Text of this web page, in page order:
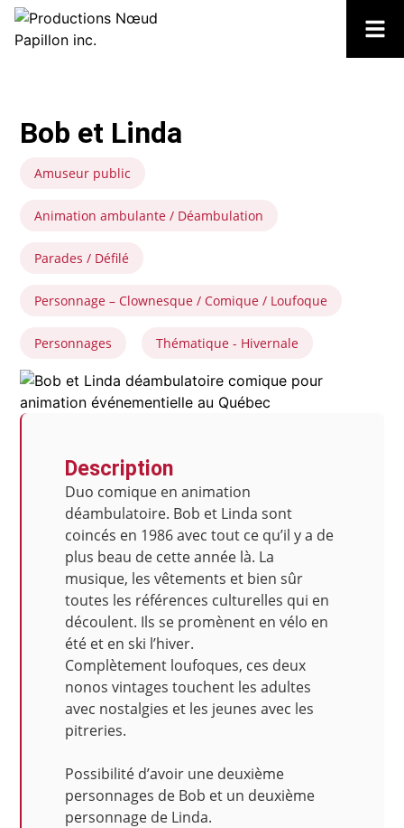
Bob et Linda
Amuseur public
Animation ambulante / Déambulation
Parades / Défilé
Personnage – Clownesque / Comique / Loufoque
Personnages Thématique - Hivernale
Description
Duo comique en animation
déambulatoire. Bob et Linda sont
coincés en 1986 avec tout ce qu’il y a de
plus beau de cette année là. La
musique, les vêtements et bien sûr
toutes les références culturelles qui en
découlent. Ils se promènent en vélo en
été et en ski l’hiver.
Complètement loufoques, ces deux
nonos vintages touchent les adultes
avec nostalgies et les jeunes avec les
pitreries.
Possibilité d’avoir une deuxième
personnages de Bob et un deuxième
personnage de Linda.